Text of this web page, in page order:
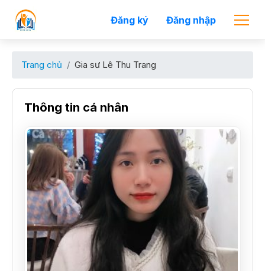
Đăng ký Đăng nhập
Trang chủ Gia sư Lê Thu Trang
Thông tin cá nhân